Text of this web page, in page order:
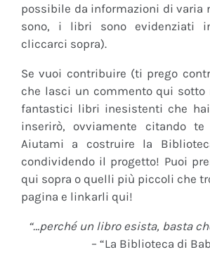
possibile da informazioni di varia
sono, i libri sono evidenziati
cliccarci sopra).
Se vuoi contribuire (ti prego
che lasci un commento qui sotto
fantastici libri inesistenti che
inserirò, ovviamente citando
Aiutami a costruire la
condividendo il progetto! Puoi
qui sopra o quelli più piccoli che
pagina e linkarli qui!
“…perché un libro esista, basta
– “La Biblioteca di